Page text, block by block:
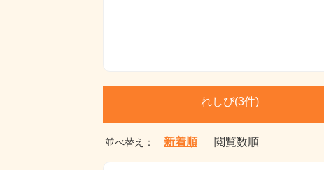
れしぴ(3件)
並べ替え： 新着順 閲覧数順